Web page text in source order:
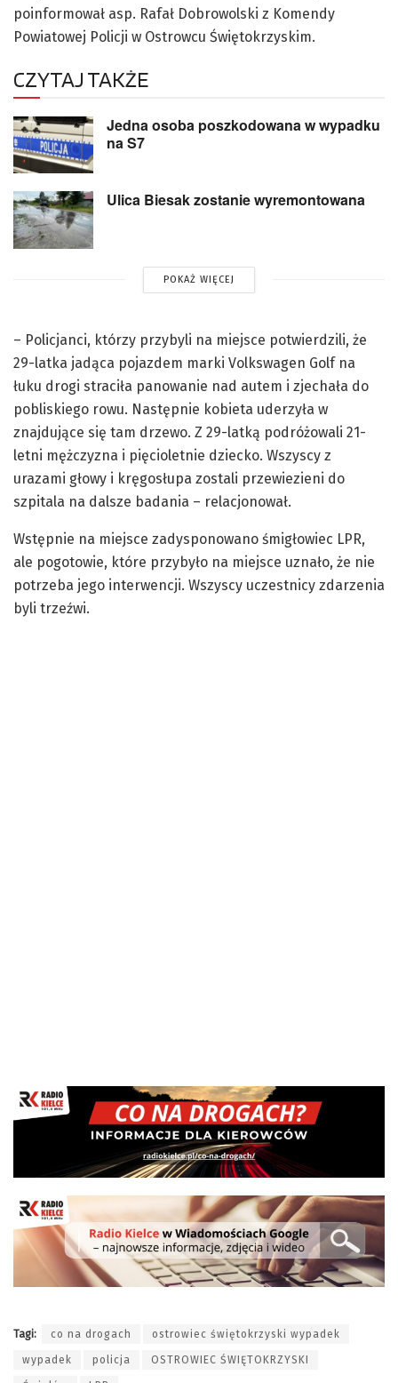
poinformował asp. Rafał Dobrowolski z Komendy
Powiatowej Policji w Ostrowcu Świętokrzyskim.
CZYTAJ TAKŻE
Jedna osoba poszkodowana w wypadku
na S7
Ulica Biesak zostanie wyremontowana
POKAŻ WIĘCEJ
– Policjanci, którzy przybyli na miejsce potwierdzili, że
29-latka jadąca pojazdem marki Volkswagen Golf na
łuku drogi straciła panowanie nad autem i zjechała do
pobliskiego rowu. Następnie kobieta uderzyła w
znajdujące się tam drzewo. Z 29-latką podróżowali 21-
letni mężczyzna i pięcioletnie dziecko. Wszyscy z
urazami głowy i kręgosłupa zostali przewiezieni do
szpitala na dalsze badania – relacjonował.
Wstępnie na miejsce zadysponowano śmigłowiec LPR,
ale pogotowie, które przybyło na miejsce uznało, że nie
potrzeba jego interwencji. Wszyscy uczestnicy zdarzenia
byli trzeźwi.
Tagi: co na drogach ostrowiec świętokrzyski wypadek
wypadek policja OSTROWIEC ŚWIĘTOKRZYSKI